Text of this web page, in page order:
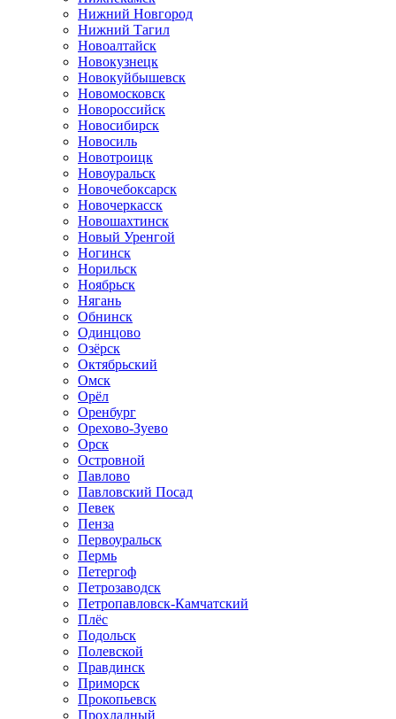
Нижний Новгород
Нижний Тагил
Новоалтайск
Новокузнецк
Новокуйбышевск
Новомосковск
Новороссийск
Новосибирск
Новосиль
Новотроицк
Новоуральск
Новочебоксарск
Новочеркасск
Новошахтинск
Новый Уренгой
Ногинск
Норильск
Ноябрьск
Нягань
Обнинск
Одинцово
Озёрск
Октябрьский
Омск
Орёл
Оренбург
Орехово-Зуево
Орск
Островной
Павлово
Павловский Посад
Певек
Пенза
Первоуральск
Пермь
Петергоф
Петрозаводск
Петропавловск-Камчатский
Плёс
Подольск
Полевской
Правдинск
Приморск
Прокопьевск
Прохладный